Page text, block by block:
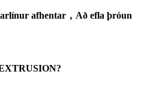
afhentar ， Að efla þróun